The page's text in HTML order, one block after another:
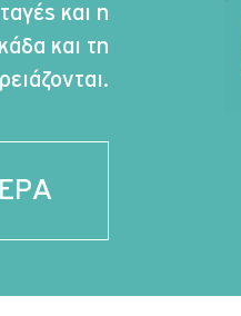
και η
και τη